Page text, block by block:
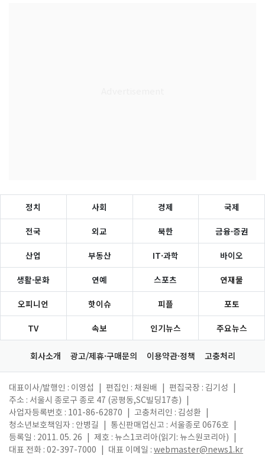
정치 사회 경제 국제
전국 외교 북한 금융·증권
산업 부동산 IT·과학 바이오
생활·문화 연예 스포츠 연재물
오피니언 핫이슈 피플 포토
TV 속보 인기뉴스 주요뉴스
회사소개 광고/제휴·구매문의 이용약관·정책 고충처리
대표이사/발행인 : 이영섭 편집인 : 채원배 편집국장 : 김기성
주소 : 서울시 종로구 종로 47 (공평동,SC빌딩17층)
사업자등록번호 : 101-86-62870
고충처리인 : 김성환
청소년보호책임자 : 안병길
통신판매업신고 : 서울종로 0676호
등록일 : 2011. 05. 26
제호 : 뉴스1코리아(읽기: 뉴스원코리아)
대표 전화 : 02-397-7000
대표 이메일 : webmaster@news1.kr